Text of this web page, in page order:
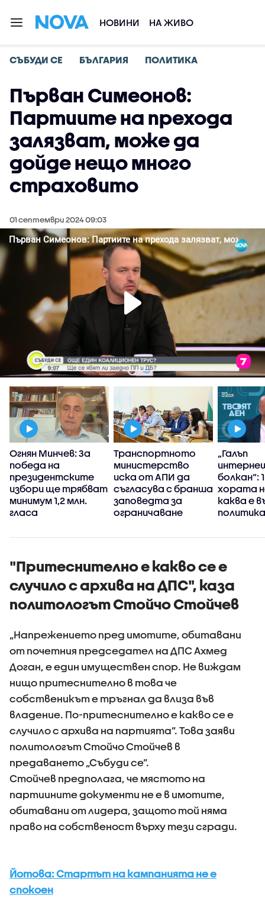
НОВИНИ НА ЖИВО
СЪБУДИ СЕ БЪЛГАРИЯ ПОЛИТИКА
Първан Симеонов:
Партиите на прехода
залязват, може да
дойде нещо много
страховито
01 септември 2024 09:03
Огнян Минчев: За
победа на
президентските
избори ще трябват
минимум 1,2 млн.
гласа
Транспортното
министерство
иска от АПИ да
съгласува с бранша
заповедта за
ограничаване
камиони
„Галъп
болкан“:
хората
каква е
"Притеснително е какво се е
случило с архива на ДПС", каза
политологът Стойчо Стойчев
„Напрежението пред имотите, обитавани
от почетния председател на ДПС Ахмед
Доган, е един имуществен спор. Не виждам
нищо притеснително в това че
собственикът е тръгнал да влиза във
владение. По-притеснително е какво се е
случило с архива на партията”. Това заяви
политологът Стойчо Стойчев в
предаването „Събуди се”.
Стойчев предполага, че мястото на
партиините документи не е в имотите,
обитавани от лидера, защото той няма
право на собственост върху тези сгради.
Йотова: Стартът на кампанията не е
спокоен